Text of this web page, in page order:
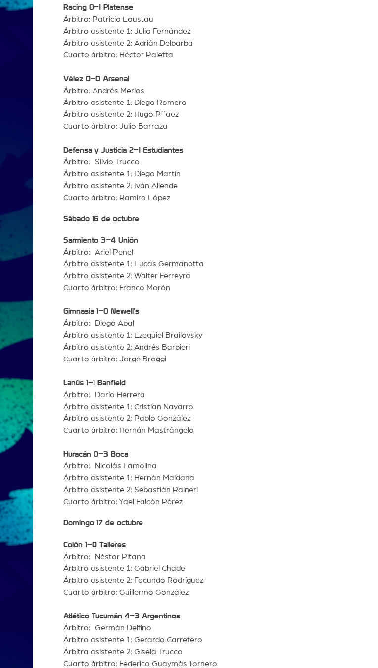
Racing 0–1 Platense
Árbitro: Patricio Loustau
Árbitro asistente 1: Julio Fernández
Árbitro asistente 2: Adrián Delbarba
Cuarto árbitro: Héctor Paletta
Vélez 0–0 Arsenal
Árbitro: Andrés Merlos
Árbitro asistente 1: Diego Romero
Árbitro asistente 2: Hugo P´´aez
Cuarto árbitro: Julio Barraza
Defensa y Justicia 2–1 Estudiantes
Árbitro: Silvio Trucco
Árbitro asistente 1: Diego Martín
Árbitro asistente 2: Iván Aliende
Cuarto árbitro: Ramiro López
Sábado 16 de octubre
Sarmiento 3–4 Unión
Árbitro: Ariel Penel
Árbitro asistente 1: Lucas Germanotta
Árbitro asistente 2: Walter Ferreyra
Cuarto árbitro: Franco Morón
Gimnasia 1–0 Newell’s
Árbitro: Diego Abal
Árbitro asistente 1: Ezequiel Brailovsky
Árbitro asistente 2: Andrés Barbieri
Cuarto árbitro: Jorge Broggi
Lanús 1–1 Banfield
Árbitro: Darío Herrera
Árbitro asistente 1: Cristian Navarro
Árbitro asistente 2: Pablo González
Cuarto árbitro: Hernán Mastrángelo
Huracán 0–3 Boca
Árbitro: Nicolás Lamolina
Árbitro asistente 1: Hernán Maidana
Árbitro asistente 2: Sebastián Raineri
Cuarto árbitro: Yael Falcón Pérez
Domingo 17 de octubre
Colón 1–0 Talleres
Árbitro: Néstor Pitana
Árbitro asistente 1: Gabriel Chade
Árbitro asistente 2: Facundo Rodríguez
Cuarto árbitro: Guillermo González
Atlético Tucumán 4–3 Argentinos
Árbitro: Germán Delfino
Árbitro asistente 1: Gerardo Carretero
Árbitra asistente 2: Gisela Trucco
Cuarto árbitro: Federico Guaymás Tornero